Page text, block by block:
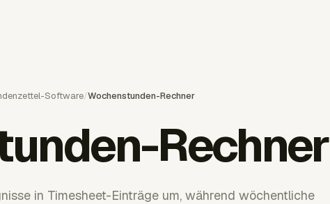
Software/Wochenstunden-Rechner
Rechner
in Timesheet-Einträge um, während wöchentliche